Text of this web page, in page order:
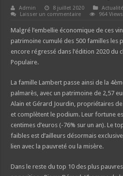
Admin 8 juillet 2020
Laisser un commentaire
964 Views
Malgré l’embellie économique de ces
patrimoine cumulé des 500 familles les
encore régressé dans l’édition 2020 du
Populaire.
La famille Lambert passe ainsi de la
palmarès, avec un patrimoine de 2,57
Alain et Gérard Jourdin, propriétaires
et complètent le podium. Leur fortune
centimes d’euros (-76% sur un an). Le
faibles est d’ailleurs désormais
lien avec la pauvreté ou la misère.
Dans le reste du top 10 des plus